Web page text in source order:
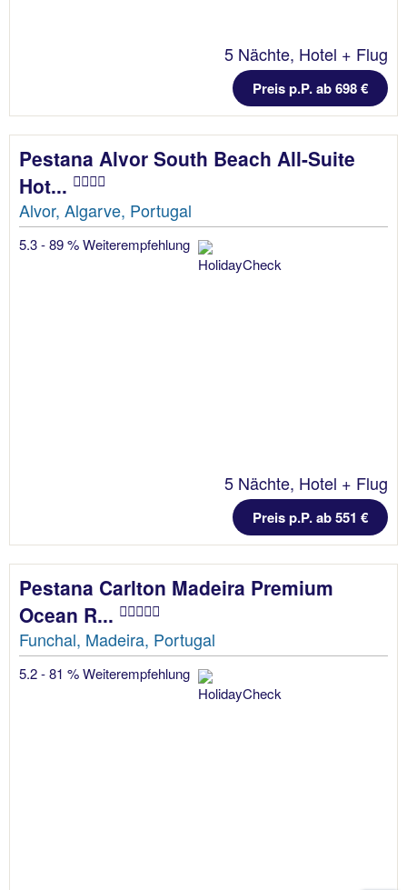
5 Nächte, Hotel + Flug
Preis p.P. ab 698 €
Pestana Alvor South Beach All-Suite
Hot...
Alvor, Algarve, Portugal
5.3 - 89 % Weiterempfehlung
5 Nächte, Hotel + Flug
Preis p.P. ab 551 €
Pestana Carlton Madeira Premium
Ocean R...
Funchal, Madeira, Portugal
5.2 - 81 % Weiterempfehlung